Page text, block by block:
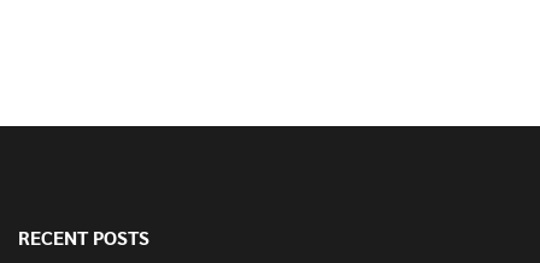
RECENT POSTS